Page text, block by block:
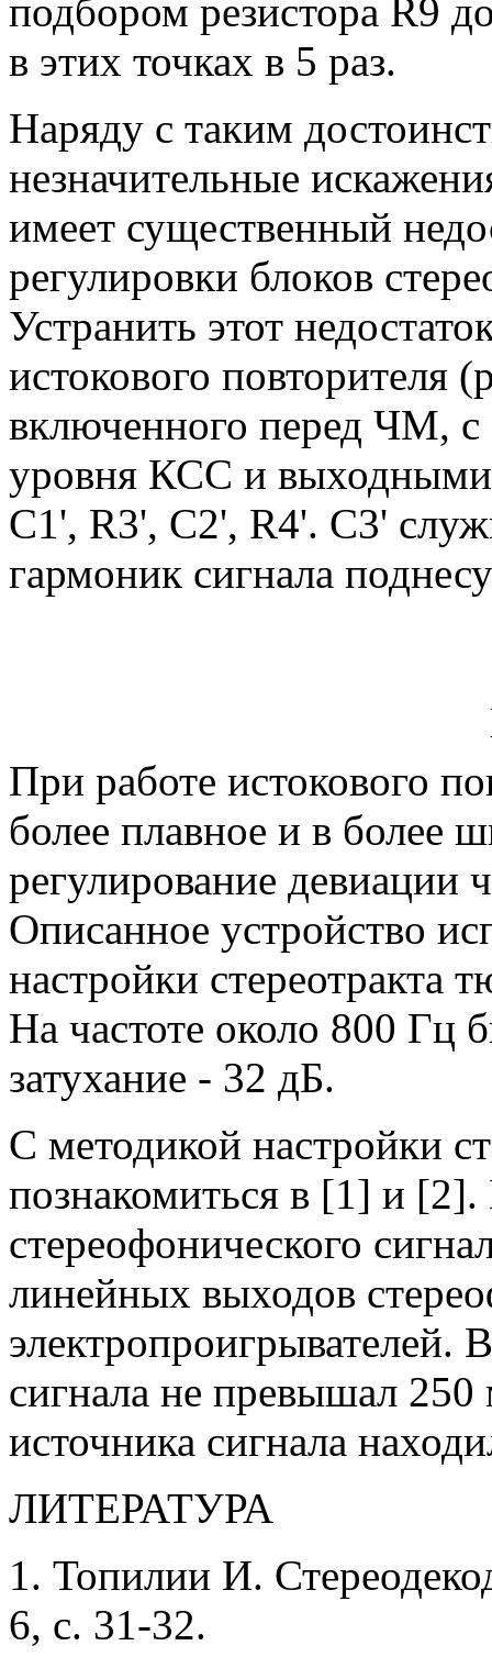
подбором резистора R9
в этих точках в 5 раз.
Наряду с таким
незначительные
имеет существенный
регулировки блоков
Устранить этот
истокового повторителя
включенного перед ЧМ, с
уровня КСС и
С1', R3', С2', R4'. С3'
гармоник сигнала
При работе истокового
более плавное и в более
регулирование девиации
Описанное устройство
настройки стереотракта
На частоте около 800 Гц
затухание - 32 дБ.
С методикой настройки
познакомиться в [1] и [2].
стереофонического
линейных выходов
электропроигрывателей.
сигнала не превышал
источника сигнала
ЛИТЕРАТУРА
1. Топилии И.
6, с. 31-32.